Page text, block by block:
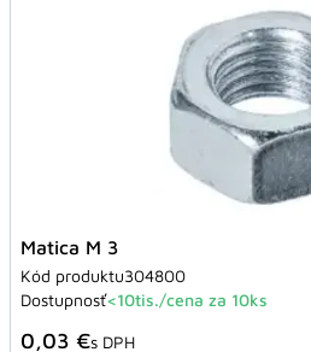
Matica M 3
Kód produktu304800
Dostupnosť<10tis./cena za 10ks
0,03 €s DPH